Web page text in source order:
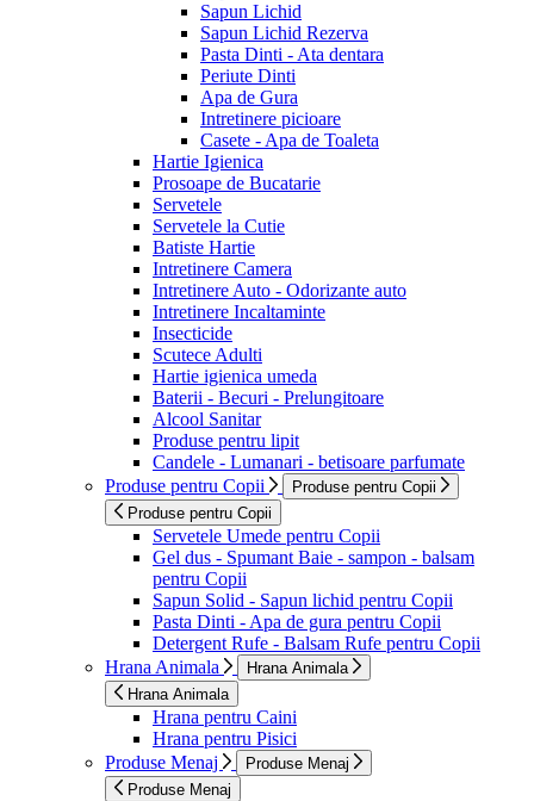
Sapun Lichid
Sapun Lichid Rezerva
Pasta Dinti - Ata dentara
Periute Dinti
Apa de Gura
Intretinere picioare
Casete - Apa de Toaleta
Hartie Igienica
Prosoape de Bucatarie
Servetele
Servetele la Cutie
Batiste Hartie
Intretinere Camera
Intretinere Auto - Odorizante auto
Intretinere Incaltaminte
Insecticide
Scutece Adulti
Hartie igienica umeda
Baterii - Becuri - Prelungitoare
Alcool Sanitar
Produse pentru lipit
Candele - Lumanari - betisoare parfumate
Produse pentru Copii
Produse pentru Copii
Produse pentru Copii
Servetele Umede pentru Copii
Gel dus - Spumant Baie - sampon - balsam
pentru Copii
Sapun Solid - Sapun lichid pentru Copii
Pasta Dinti - Apa de gura pentru Copii
Detergent Rufe - Balsam Rufe pentru Copii
Hrana Animala
Hrana Animala
Hrana Animala
Hrana pentru Caini
Hrana pentru Pisici
Produse Menaj
Produse Menaj
Produse Menaj